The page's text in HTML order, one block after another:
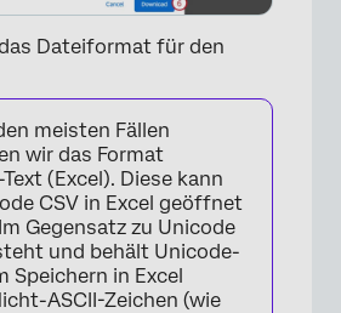
Dateiformat für den
meisten Fällen
wir das Format
(Excel). Diese kann
CSV in Excel geöffnet
Gegensatz zu Unicode
und behält Unicode-
Speichern in Excel
ASCII-Zeichen (wie